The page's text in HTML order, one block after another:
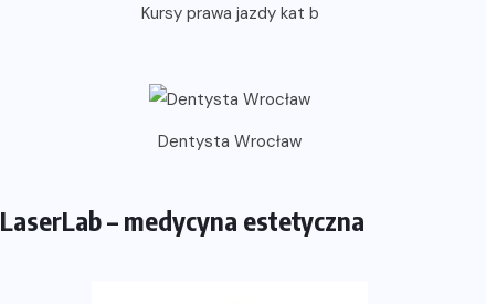
Kursy prawa jazdy kat b
Dentysta Wrocław
LaserLab – medycyna estetyczna